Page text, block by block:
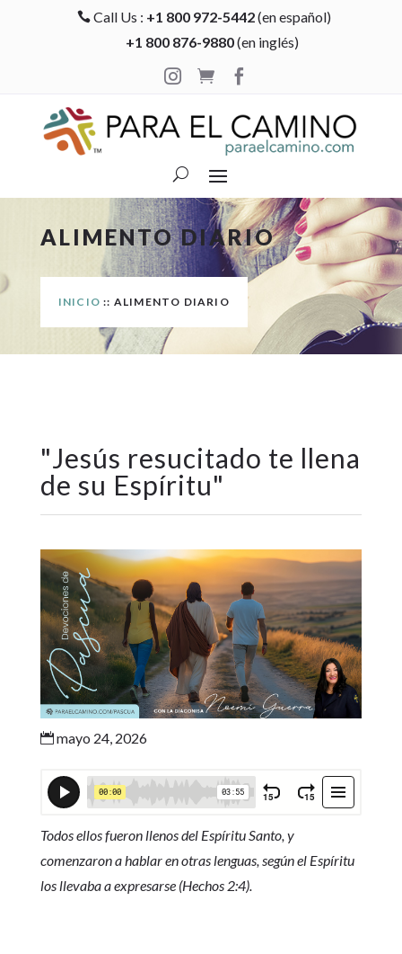
 Call Us : +1 800 972-5442(en español)
+1 800 876-9880(en inglés)

 
ALIMENTO DIARIO
INICIO :: ALIMENTO DIARIO
"Jesús resucitado te llena
de su Espíritu"
mayo 24, 2026
Todos ellos fueron llenos del Espíritu Santo, y
comenzaron a hablar en otras lenguas, según el Espíritu
los llevaba a expresarse (Hechos 2:4).